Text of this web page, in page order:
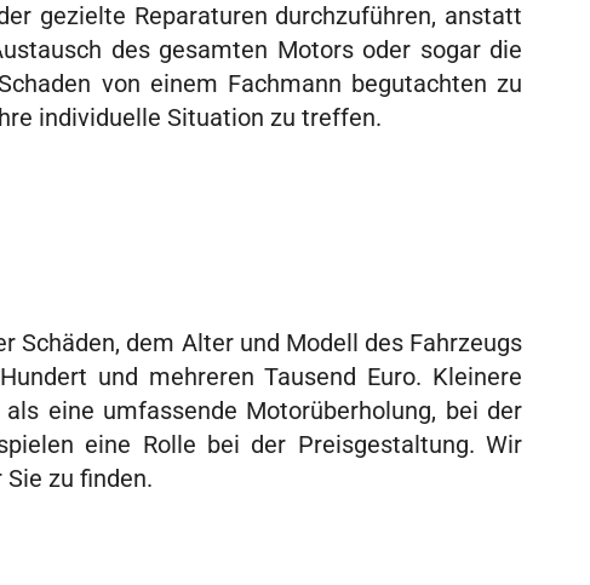
gezielte Reparaturen durchzuführen, anstatt
des gesamten Motors oder sogar die
von einem Fachmann begutachten zu
individuelle Situation zu treffen.
Schäden, dem Alter und Modell des Fahrzeugs
und mehreren Tausend Euro. Kleinere
eine umfassende Motorüberholung, bei der
eine Rolle bei der Preisgestaltung. Wir
zu finden.